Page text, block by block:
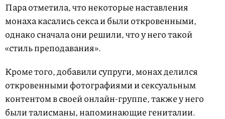
Пара отметила, что некоторые наставления
монаха касались секса и были откровенными,
однако сначала они решили, что у него такой
«стиль преподавания».
Кроме того, добавили супруги, монах делился
откровенными фотографиями и сексуальным
контентом в своей онлайн-группе, также у него
были талисманы, напоминающие гениталии.